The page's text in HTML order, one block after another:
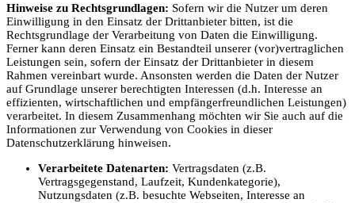
Hinweise zu Rechtsgrundlagen: Sofern wir die Nutzer um deren
Einwilligung in den Einsatz der Drittanbieter bitten, ist die
Rechtsgrundlage der Verarbeitung von Daten die Einwilligung.
Ferner kann deren Einsatz ein Bestandteil unserer (vor)vertraglichen
Leistungen sein, sofern der Einsatz der Drittanbieter in diesem
Rahmen vereinbart wurde. Ansonsten werden die Daten der Nutzer
auf Grundlage unserer berechtigten Interessen (d.h. Interesse an
effizienten, wirtschaftlichen und empfängerfreundlichen Leistungen)
verarbeitet. In diesem Zusammenhang möchten wir Sie auch auf die
Informationen zur Verwendung von Cookies in dieser
Datenschutzerklärung hinweisen.
Verarbeitete Datenarten: Vertragsdaten (z.B.
Vertragsgegenstand, Laufzeit, Kundenkategorie),
Nutzungsdaten (z.B. besuchte Webseiten, Interesse an